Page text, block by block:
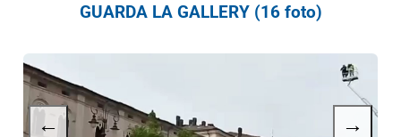
GUARDA LA GALLERY (16 foto)
← →